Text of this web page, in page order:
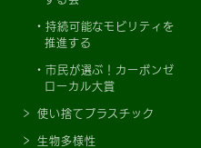
持続可能なモビリティを
推進する
市民が選ぶ！カーボンゼ
ローカル大賞
使い捨てプラスチック
生物多様性